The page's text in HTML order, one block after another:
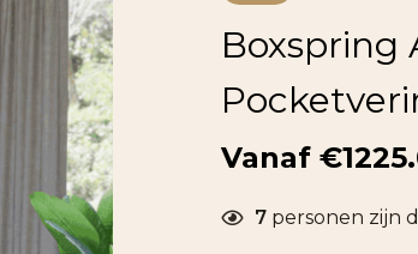
Boxspring
€
7 personen zijn